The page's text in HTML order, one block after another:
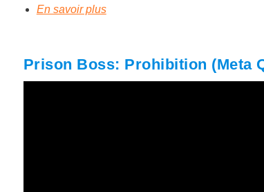
En savoir plus
Prison Boss: Prohibition (Meta